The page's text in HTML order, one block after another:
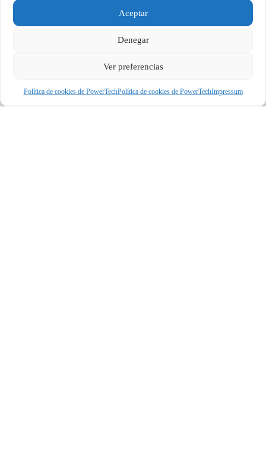
Aceptar
Denegar
Ver preferencias
Política de cookies de PowerTechPolítica de cookies de PowerTechImpressum